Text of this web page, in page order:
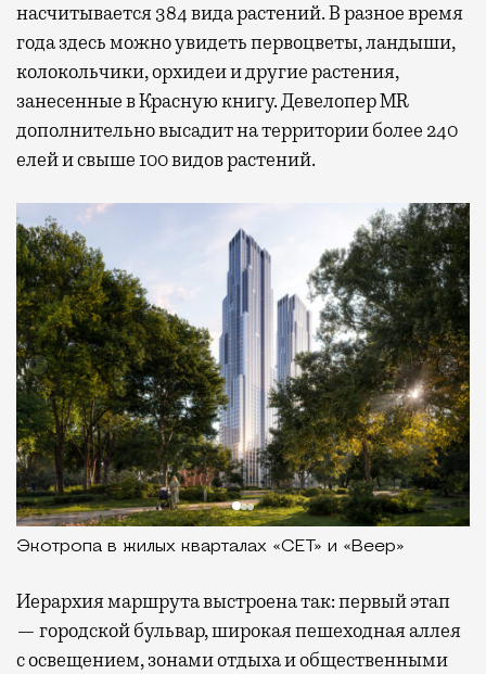
насчитывается 384 вида растений. В разное время
года здесь можно увидеть первоцветы, ландыши,
колокольчики, орхидеи и другие растения,
занесенные в Красную книгу. Девелопер MR
дополнительно высадит на территории более 240
елей и свыше 100 видов растений.
Экотропа в жилых кварталах «СЕТ» и «Веер»
Иерархия маршрута выстроена так: первый этап
— городской бульвар, широкая пешеходная аллея
с освещением, зонами отдыха и общественными